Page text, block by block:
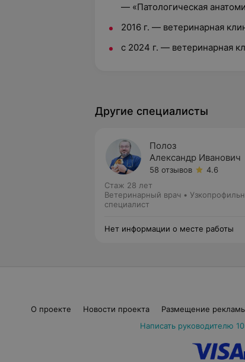
— «Патологическая
2016 г. — ветеринарная
с 2024 г. — ветеринарная
Другие специалисты
Полоз
Александр Иванович
58 отзывов
4.6
Стаж 28 лет
Ветеринарный врач •
специалист
Нет информации о месте работы
О проекте Новости проекта Размещение
Написать руководителю